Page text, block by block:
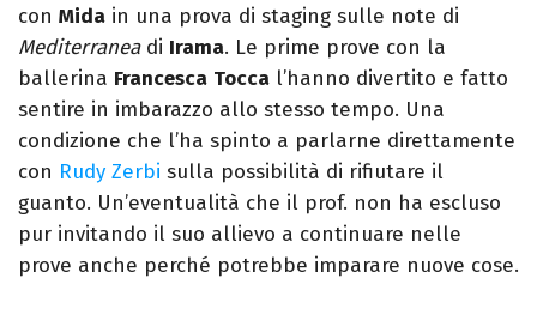
con Mida in una prova di staging sulle note di
Mediterraneadi Irama. Le prime prove con la
ballerina Francesca Tocca l’hanno divertito e fatto
sentire in imbarazzo allo stesso tempo. Una
condizione che l’ha spinto a parlarne direttamente
con Rudy Zerbi sulla possibilità di rifiutare il
guanto. Un’eventualità che il prof. non ha escluso
pur invitando il suo allievo a continuare nelle
prove anche perché potrebbe imparare nuove cose.